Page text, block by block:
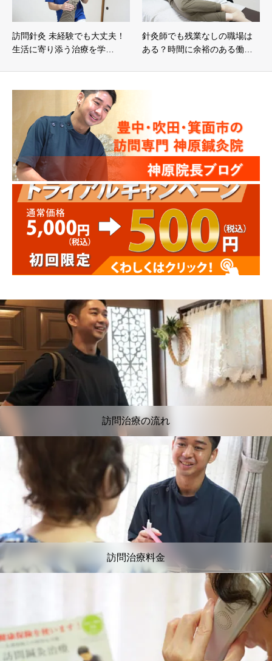
訪問針灸 未経験でも大丈夫！
生活に寄り添う治療を学…
針灸師でも残業なしの職場は
ある？時間に余裕のある働…
訪問治療の流れ
訪問治療料金